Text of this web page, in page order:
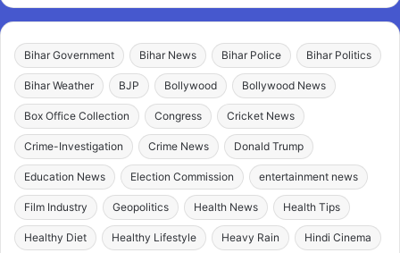
Bihar Government Bihar News Bihar Police Bihar Politics
Bihar Weather BJP Bollywood Bollywood News
Box Office Collection Congress Cricket News
Crime-Investigation Crime News Donald Trump
Education News Election Commission entertainment news
Film Industry Geopolitics Health News Health Tips
Healthy Diet Healthy Lifestyle Heavy Rain Hindi Cinema